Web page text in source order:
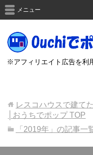
※アフィリエイト広告を利
メニュー
レスコハウスで建て
│おうちでポップTOP
「2019年」の記事一